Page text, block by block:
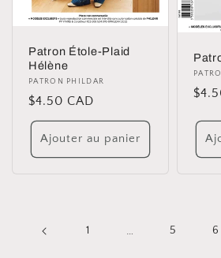
Patron Étole-Plaid
Hélène
Distributeur :
PATRON PHILDAR
Prix
habituel
$4.50 CAD
Ajouter au panier
Prix
1 … 5 6